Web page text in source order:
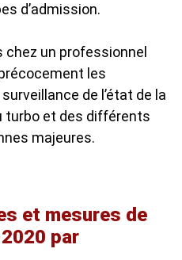
d’admission.
un professionnel
les
de l’état de la
turbo et des différents
majeures.
et mesures de
par